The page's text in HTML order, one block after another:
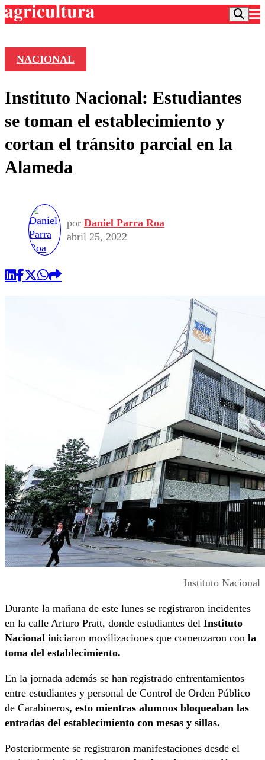
Frecuencias
Agricultura TV
Deportes
Colo Colo
Motor
Torneo Nacional
Universidad Católica
Entretención
Nacional
Política
Vida Social
Programas
Comercial
NACIONAL
Instituto Nacional: Estudiantes
se toman el establecimiento y
cortan el tránsito parcial en la
Alameda
por Daniel Parra Roa
abril 25, 2022
Instituto Nacional
Durante la mañana de este lunes se registraron incidentes
en la calle Arturo Pratt, donde estudiantes del Instituto
Nacional iniciaron movilizaciones que comenzaron con la
toma del establecimiento.
En la jornada además se han registrado enfrentamientos
entre estudiantes y personal de Control de Orden Público
de Carabineros, esto mientras alumnos bloqueaban las
entradas del establecimiento con mesas y sillas.
Posteriormente se registraron manifestaciones desde el